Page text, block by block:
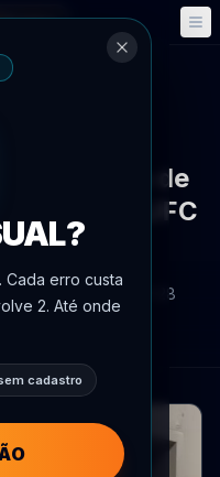
Eventos
coletiva de
no UFC
, 21:28
erro custa
2. Até onde
cadastro